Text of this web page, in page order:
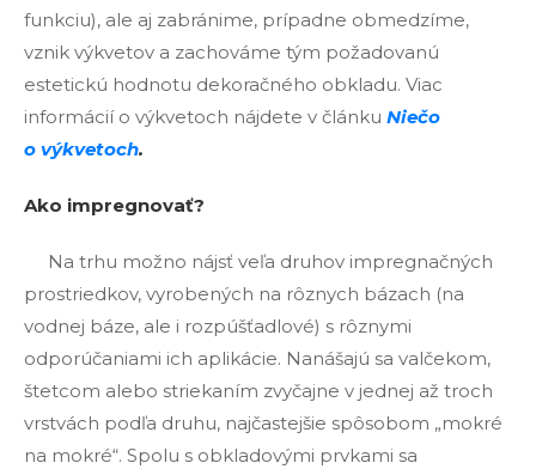
funkciu), ale aj zabránime, prípadne obmedzíme,
vznik výkvetov a zachováme tým požadovanú
estetickú hodnotu dekoračného obkladu. Viac
informácií o výkvetoch nájdete v článku Niečo
o výkvetoch.
Ako impregnovať?
Na trhu možno nájsť veľa druhov impregnačných
prostriedkov, vyrobených na rôznych bázach (na
vodnej báze, ale i rozpúšťadlové) s rôznymi
odporúčaniami ich aplikácie. Nanášajú sa valčekom,
štetcom alebo striekaním zvyčajne v jednej až troch
vrstvách podľa druhu, najčastejšie spôsobom „mokré
na mokré“. Spolu s obkladovými prvkami sa